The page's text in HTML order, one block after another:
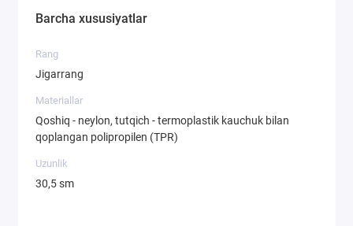
Barcha xususiyatlar
Rang
Jigarrang
Materiallar
Qoshiq - neylon, tutqich - termoplastik kauchuk bilan
qoplangan polipropilen (TPR)
Uzunlik
30,5 sm